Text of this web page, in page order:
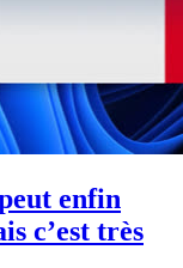
enfin
c’est très